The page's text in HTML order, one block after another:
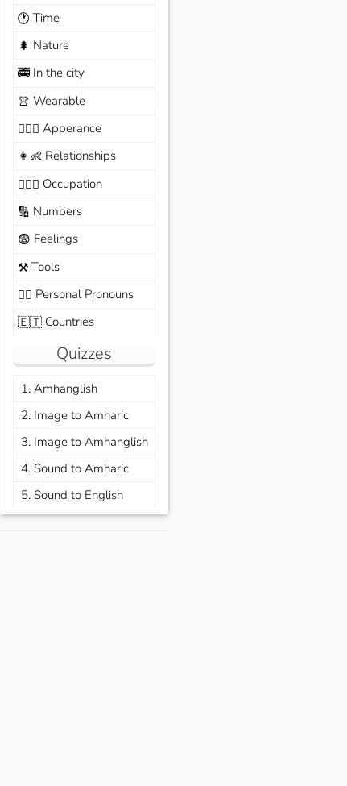
🕐 Time
🌲 Nature
🚎In the city
👚 Wearable
🙆🏽‍♀️ Apperance
👩‍👶 Relationships
🧑🏼‍✈️ Occupation
🔢 Numbers
😨 Feelings
⚒️Tools
🙆‍♂️ Personal Pronouns
🇪🇹Countries
Quizzes
1. Amhanglish
2. Image to Amharic
3. Image to Amhanglish
4. Sound to Amharic
5. Sound to English